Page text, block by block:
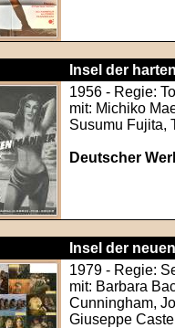
Insel der
1956 - Regie:
mit: Michiko
Susumu Fujita,
Deutscher
Insel der
1979 - Regie:
mit: Barbara
Cunningham,
Giuseppe